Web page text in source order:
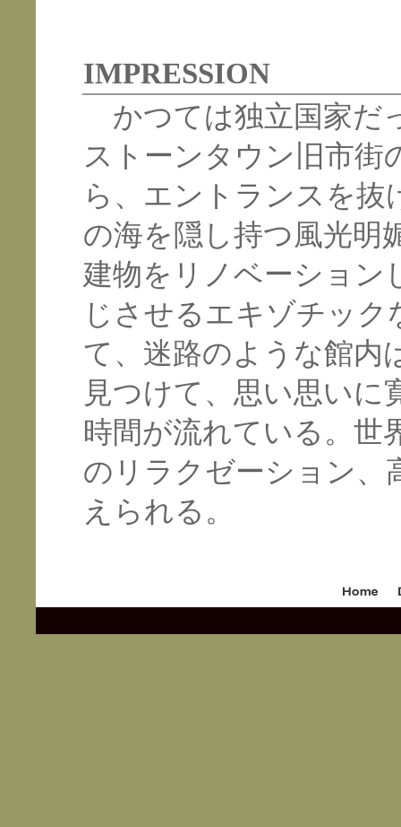
IMPRESSION
かつては独立国家だ
ストーンタウン旧市街
ら、エントランスを
の海を隠し持つ風光明
建物をリノベーション
じさせるエキゾチッ
て、迷路のような館内
見つけて、思い思い
時間が流れている。世
のリラクゼーション、
えられる。